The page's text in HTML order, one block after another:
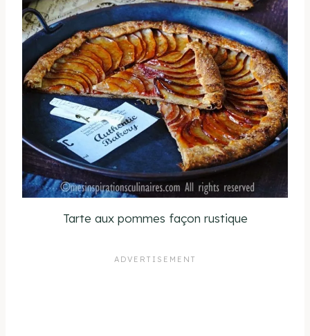
Tarte aux pommes façon rustique